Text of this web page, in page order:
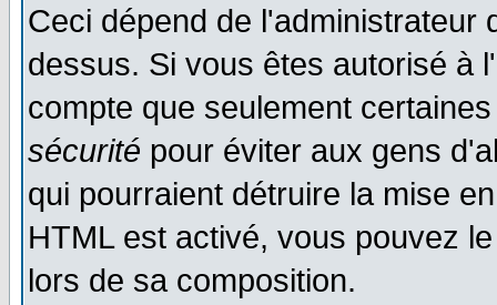
Ceci dépend de l'administrateur
dessus. Si vous êtes autorisé à
compte que seulement
sécurité pour éviter aux gens
qui pourraient détruire la mise
HTML est activé, vous pouvez
lors de sa composition.